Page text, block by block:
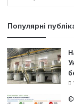
Популярні